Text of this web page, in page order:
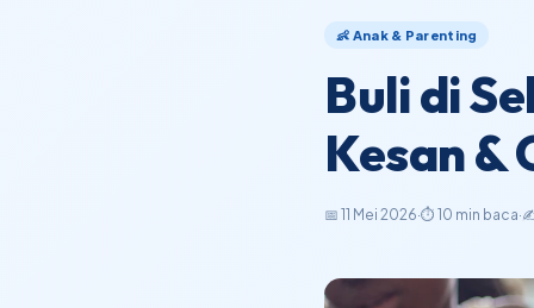
👶 Anak & Parenting
Buli di
Kesan &
📅 11 Mei 2026·⏱ 10 min baca·